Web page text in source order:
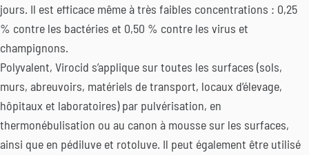
jours. Il est efficace même à très faibles concentrations : 0,25
% contre les bactéries et 0,50 % contre les virus et
champignons.
Polyvalent, Virocid s’applique sur toutes les surfaces (sols,
murs, abreuvoirs, matériels de transport, locaux d’élevage,
hôpitaux et laboratoires) par pulvérisation, en
thermonébulisation ou au canon à mousse sur les surfaces,
ainsi que en pédiluve et rotoluve. Il peut également être utilisé